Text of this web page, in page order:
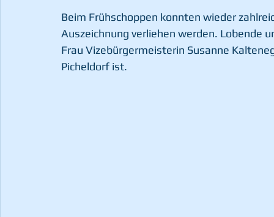
Beim Frühschoppen konnten wieder
Auszeichnung verliehen werden. Lobende
Frau Vizebürgermeisterin Susanne
Picheldorf ist.